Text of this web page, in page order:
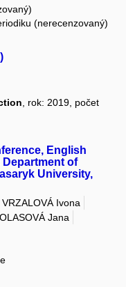
(nerecenzovaný)
, rok: 2019, počet
English
Department of
University,
VRZALOVÁ Ivona
Jana